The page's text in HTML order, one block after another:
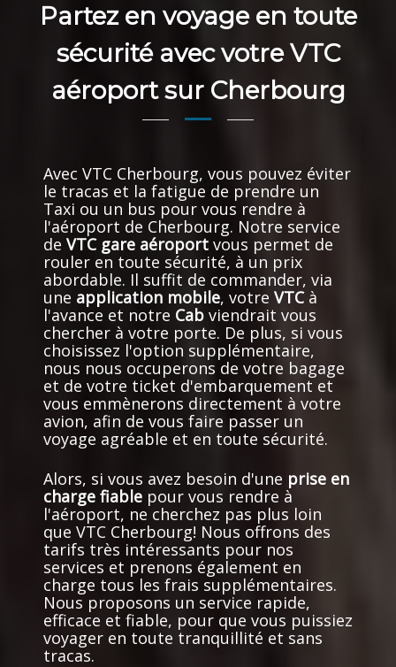
Partez en voyage en toute
sécurité avec votre VTC
aéroport sur Cherbourg
Avec VTC Cherbourg, vous pouvez éviter
le tracas et la fatigue de prendre un
Taxi ou un bus pour vous rendre à
l'aéroport de Cherbourg. Notre service
de VTC gare aéroport vous permet de
rouler en toute sécurité, à un prix
abordable. Il suffit de commander, via
une application mobile, votre VTCà
l'avance et notre Cab viendrait vous
chercher à votre porte. De plus, si vous
choisissez l'option supplémentaire,
nous nous occuperons de votre bagage
et de votre ticket d'embarquement et
vous emmènerons directement à votre
avion, afin de vous faire passer un
voyage agréable et en toute sécurité.
Alors, si vous avez besoin d'une prise en
charge fiable pour vous rendre à
l'aéroport, ne cherchez pas plus loin
que VTC Cherbourg! Nous offrons des
tarifs très intéressants pour nos
services et prenons également en
charge tous les frais supplémentaires.
Nous proposons un service rapide,
efficace et fiable, pour que vous puissiez
voyager en toute tranquillité et sans
tracas.